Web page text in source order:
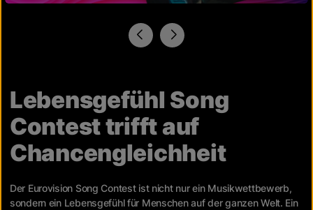
Lebensgefühl Song
Contest trifft auf
Chancengleichheit
Der Eurovision Song Contest ist nicht nur ein Musikwettbewerb,
sondern ein Lebensgefühl für Menschen auf der ganzen Welt. Ein